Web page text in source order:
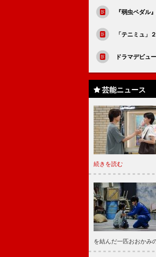
『弱虫ペダル
「テニミュ」
ドラマデビュ
芸能ニュース
続きを読む
を結んだ一匹おおかみ